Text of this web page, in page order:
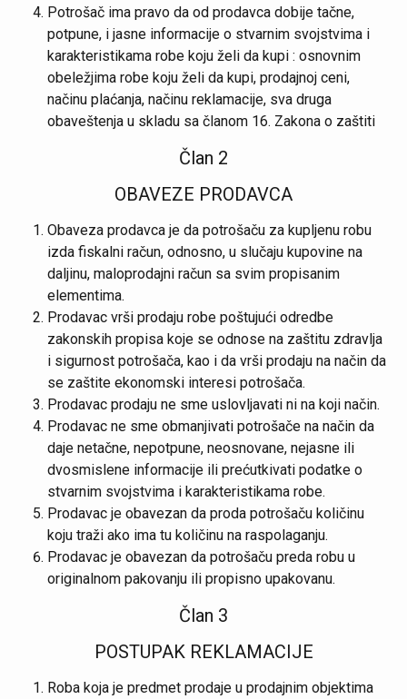
Potrošač ima pravo da od prodavca dobije tačne,
potpune, i jasne informacije o stvarnim svojstvima i
karakteristikama robe koju želi da kupi : osnovnim
obeležjima robe koju želi da kupi, prodajnoj ceni,
načinu plaćanja, načinu reklamacije, sva druga
obaveštenja u skladu sa članom 16. Zakona o zaštiti
Član 2
OBAVEZE PRODAVCA
Obaveza prodavca je da potrošaču za kupljenu robu
izda fiskalni račun, odnosno, u slučaju kupovine na
daljinu, maloprodajni račun sa svim propisanim
elementima.
Prodavac vrši prodaju robe poštujući odredbe
zakonskih propisa koje se odnose na zaštitu zdravlja
i sigurnost potrošača, kao i da vrši prodaju na način da
se zaštite ekonomski interesi potrošača.
Prodavac prodaju ne sme uslovljavati ni na koji način.
Prodavac ne sme obmanjivati potrošače na način da
daje netačne, nepotpune, neosnovane, nejasne ili
dvosmislene informacije ili prećutkivati podatke o
stvarnim svojstvima i karakteristikama robe.
Prodavac je obavezan da proda potrošaču količinu
koju traži ako ima tu količinu na raspolaganju.
Prodavac je obavezan da potrošaču preda robu u
originalnom pakovanju ili propisno upakovanu.
Član 3
POSTUPAK REKLAMACIJE
Roba koja je predmet prodaje u prodajnim objektima